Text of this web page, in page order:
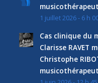
1 juillet 2026 - 6 h
Cas clinique du
Clarisse RAVET
Christophe